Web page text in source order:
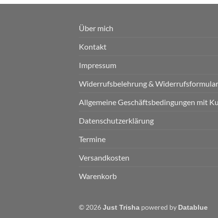
Über mich
Kontakt
Impressum
Widerrufsbelehrung & Widerrufsformular
Allgemeine Geschäftsbedingungen mit
Datenschutzerklärung
Termine
Versandkosten
Warenkorb
© 2026Just Trisha powered by Datablue